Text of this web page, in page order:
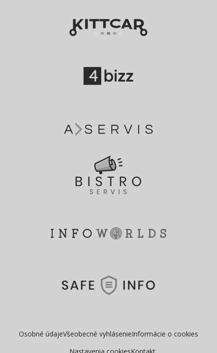
Osobné údajeVšeobecné vyhlásenieInformácie o cookies
Nastavenia cookiesKontakt